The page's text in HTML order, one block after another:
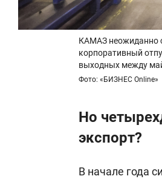
КАМАЗ неожиданно
корпоративный
выходных между
Фото: «БИЗНЕС Online»
Но
экспорт?
В начале года